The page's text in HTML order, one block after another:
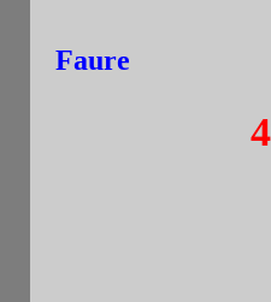
101 rue
Faure